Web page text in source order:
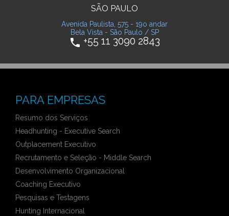
SÃO PAULO
Avenida Paulista, 575 - 19o andar
Bela Vista - São Paulo / SP
phone +55 11 3090 2843
PARA EMPRESAS
Resumo dos Serviços
Headhunting - Executive Search
Outplacement Executivo
Recrutamento e Seleção - Middle Search
Desenvolvimento Organizacional
Coaching Executivo
Pesquisas e Testagens
Hunting Internacional